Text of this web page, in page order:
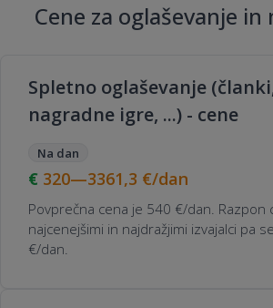
Kako poskrbeti za vzdrževanje
marketinških aktivnosti po
Cene za oglaševanje
Spletno oglaševanje
nagradne igre, ...) - cene
Na dan
320—3361,3 €/dan
Povprečna cena je 540 €/dan. Razpon
najcenejšimi in najdražjimi izvajalci pa
€/dan.